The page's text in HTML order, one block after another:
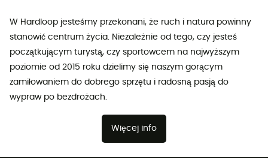
W Hardloop jesteśmy przekonani, że ruch i natura powinny
stanowić centrum życia. Niezależnie od tego, czy jesteś
początkującym turystą, czy sportowcem na najwyższym
poziomie od 2015 roku dzielimy się naszym gorącym
zamiłowaniem do dobrego sprzętu i radosną pasją do
wypraw po bezdrożach.
Więcej info